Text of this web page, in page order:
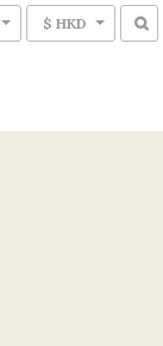
$ HKD